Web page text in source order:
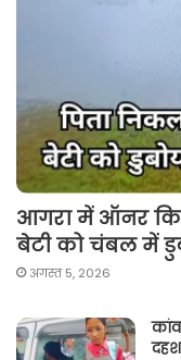
आगरा में ऑनर
बेटी को चंबल में
अगस्त 5, 2026